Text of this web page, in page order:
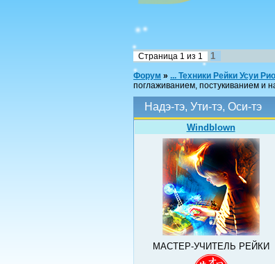
Страница 1 из 1 1
Форум » ... Техники Рейки Усуи
поглаживанием, постукиванием и
Надэ-тэ, Ути-тэ, Оси-тэ
Windblown
МАСТЕР-УЧИТЕЛЬ РЕЙКИ